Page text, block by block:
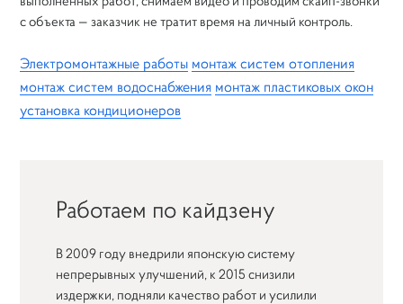
с объекта — заказчик не тратит время на личный контроль.
Электромонтажные работы монтаж систем отопления
монтаж систем водоснабжения монтаж пластиковых окон
установка кондиционеров
Работаем по кайдзену
В 2009 году внедрили японскую систему
непрерывных улучшений, к 2015 снизили
издержки, подняли качество работ и усилили